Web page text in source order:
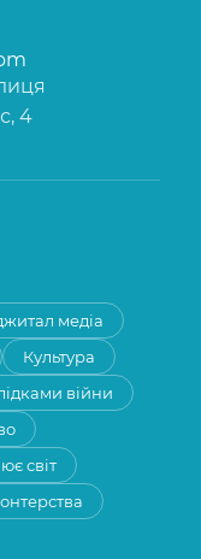
4
медіа
Культура
війни
світ